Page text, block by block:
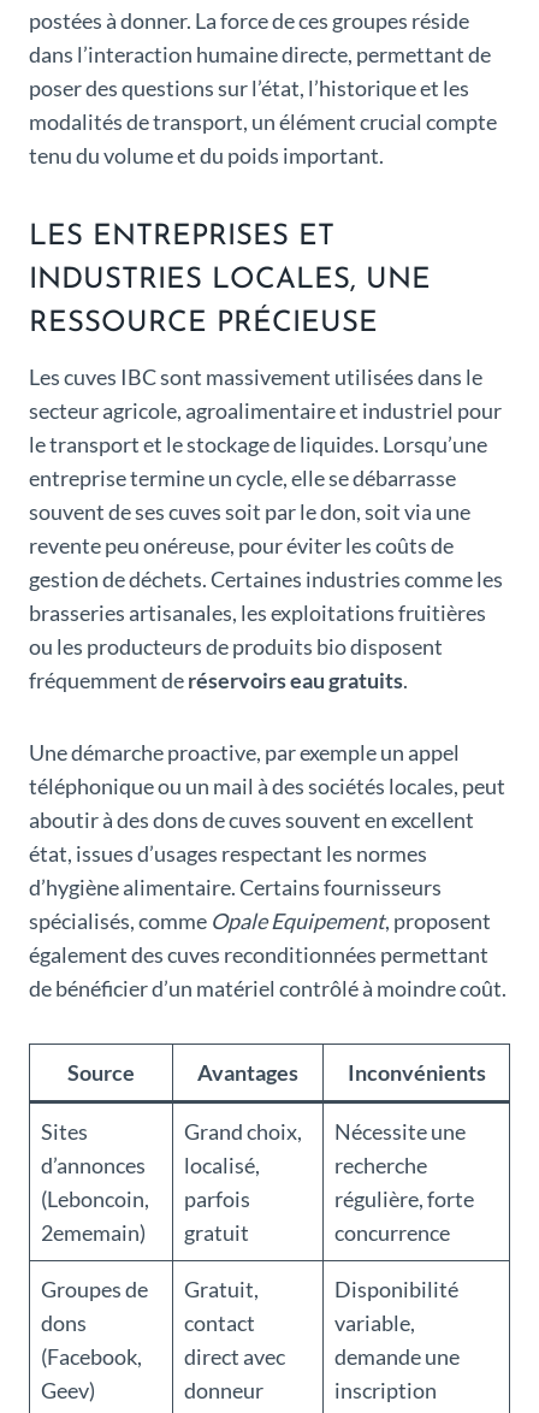
postées à donner. La force de ces groupes réside
dans l’interaction humaine directe, permettant de
poser des questions sur l’état, l’historique et les
modalités de transport, un élément crucial compte
tenu du volume et du poids important.
LES ENTREPRISES ET
INDUSTRIES LOCALES, UNE
RESSOURCE PRÉCIEUSE
Les cuves IBC sont massivement utilisées dans le
secteur agricole, agroalimentaire et industriel pour
le transport et le stockage de liquides. Lorsqu’une
entreprise termine un cycle, elle se débarrasse
souvent de ses cuves soit par le don, soit via une
revente peu onéreuse, pour éviter les coûts de
gestion de déchets. Certaines industries comme les
brasseries artisanales, les exploitations fruitières
ou les producteurs de produits bio disposent
fréquemment deréservoirs eau gratuits.
Une démarche proactive, par exemple un appel
téléphonique ou un mail à des sociétés locales, peut
aboutir à des dons de cuves souvent en excellent
état, issues d’usages respectant les normes
d’hygiène alimentaire. Certains fournisseurs
spécialisés, comme Opale Equipement, proposent
également des cuves reconditionnées permettant
de bénéficier d’un matériel contrôlé à moindre coût.
Source Avantages Inconvénients
Sites
d’annonces
(Leboncoin,
2ememain)
Grand choix,
localisé,
parfois
gratuit
Nécessite une
recherche
régulière, forte
concurrence
Groupes de
dons
(Facebook,
Geev)
Gratuit,
contact
direct avec
donneur
Disponibilité
variable,
demande une
inscription